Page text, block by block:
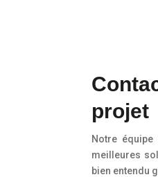
projet
Notre
meilleures
bien entendu